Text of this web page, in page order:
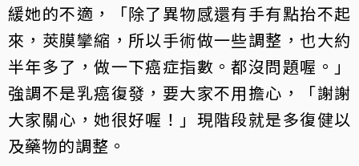
緩她的不適，「除了異物感還有手有點抬不起
來，莢膜攣縮，所以手術做一些調整，也大約
半年多了，做一下癌症指數。都沒問題喔。」
強調不是乳癌復發，要大家不用擔心，「謝謝
大家關心，她很好喔！」現階段就是多復健以
及藥物的調整。